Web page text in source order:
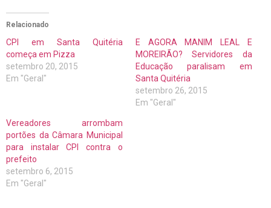
Relacionado
CPI em Santa Quitéria
começa em Pizza
setembro 20, 2015
Em "Geral"
E AGORA MANIM LEAL E
MOREIRÃO? Servidores da
Educação paralisam em
Santa Quitéria
setembro 26, 2015
Em "Geral"
Vereadores arrombam
portões da Câmara Municipal
para instalar CPI contra o
prefeito
setembro 6, 2015
Em "Geral"